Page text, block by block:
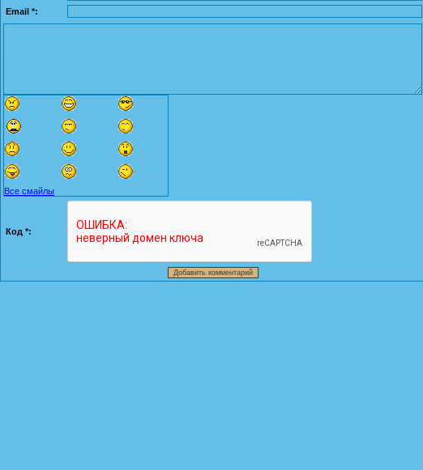
Email *:
Все смайлы
Код *: